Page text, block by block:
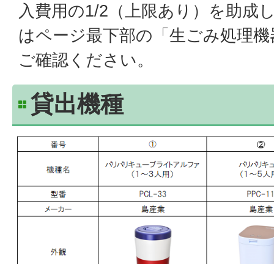
入費用の1/2（上限あり）を助成
はページ最下部の「生ごみ処理
ご確認ください。
貸出機種